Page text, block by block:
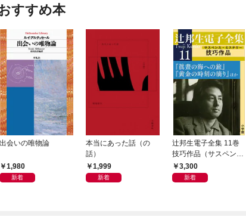
すすめ本
出会いの唯物論
1,980
新着
本当にあった話（の
話）
1,999
新着
辻邦生電子全集 11巻
技巧作品（サスペン
ス・ミステリー） 『眞
晝の海への旅』『黄金
3,300
新着